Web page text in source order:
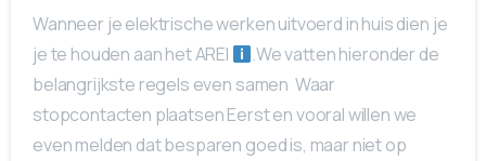
Wanneer je elektrische werken uitvoerd in huis dien je
je te houden aan het AREI
.We vatten hieronder de
belangrijkste regels even samen Waar
stopcontacten plaatsen Eerst en vooral willen we
even melden dat besparen goed is, maar niet op